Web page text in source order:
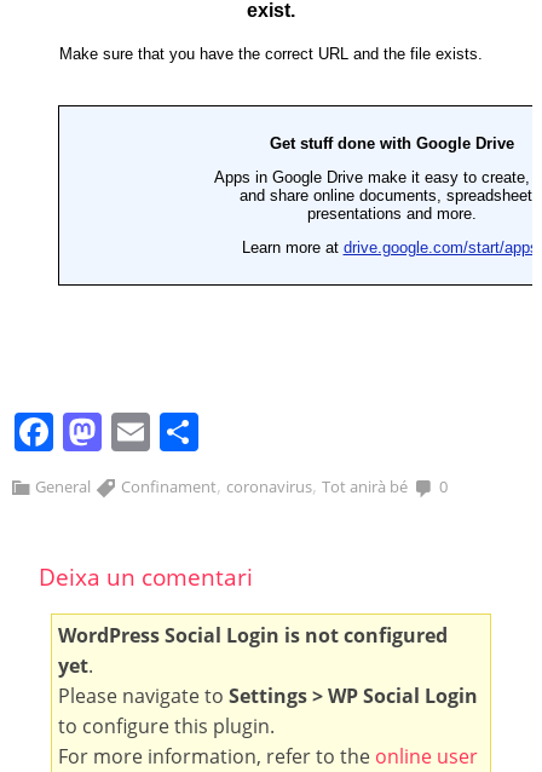
Facebook
Mastodon
Email
General Confinament, coronavirus,Tot anirà bé 0
Deixa un comentari
WordPress Social Login is not configured
yet.
Please navigate to Settings > WP Social Login
to configure this plugin.
For more information, refer to the online user